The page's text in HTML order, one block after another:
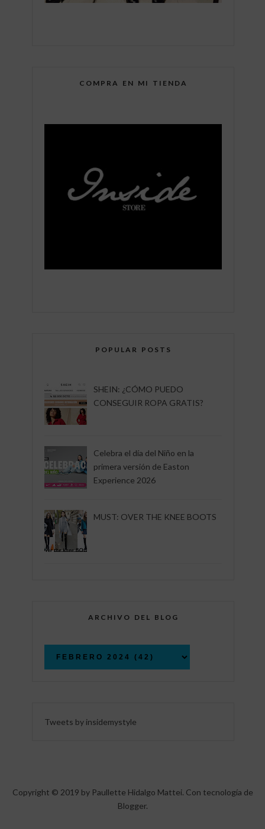
COMPRA EN MI TIENDA
POPULAR POSTS
SHEIN: ¿CÓMO PUEDO
CONSEGUIR ROPA GRATIS?
Celebra el día del Niño en la
primera versión de Easton
Experience 2026
MUST: OVER THE KNEE BOOTS
ARCHIVO DEL BLOG
Tweets by insidemystyle
Copyright © 2019 by Paullette Hidalgo Mattei. Con tecnología de
Blogger.